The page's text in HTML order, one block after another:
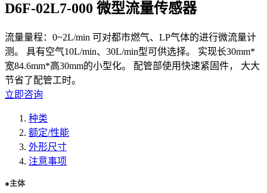
D6F-02L7-000 微型流量传感器
流量量程：0~2L/min 可对都市燃气、LP气体的进行微流量计
测。 具有空气10L/min、30L/min型可供选择。 实现长30mm*
宽84.6mm*高30mm的小型化。 配管部使用快速紧固件， 大大
节省了配管工时。
立即咨询
种类
额定/性能
外形尺寸
注意事项
●主体